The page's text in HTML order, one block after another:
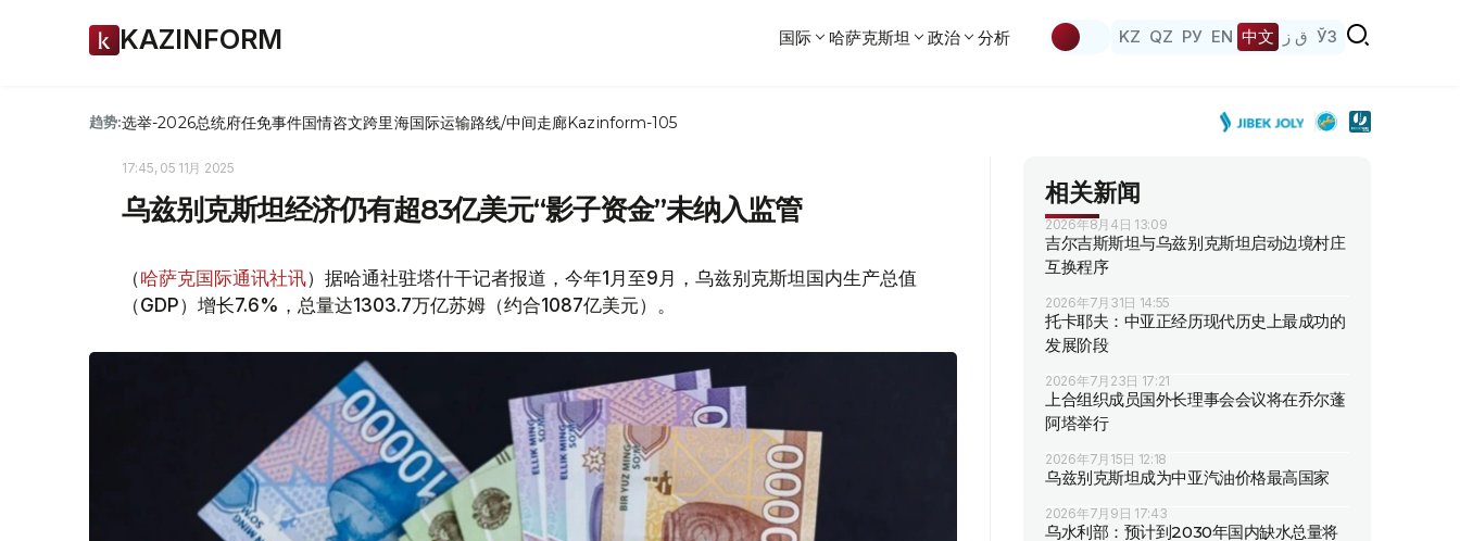
KAZINFORM 国际 哈萨克斯坦 政治 分析 KZ QZ РУ EN 中文 ق ز ЎЗ
趋势:选举-2026总统府任免事件国情咨文跨里海国际运输路线/中间走廊Kazinform-105
17:45, 05 11月 2025
乌兹别克斯坦经济仍有超83亿美元“影子资金”未纳入监管
（哈萨克国际通讯社讯）据哈通社驻塔什干记者报道，今年1月至9月，乌兹别克斯坦国内生产总值
（GDP）增长7.6%，总量达1303.7万亿苏姆（约合1087亿美元）。
相关新闻
2026年8月4日 13:09
吉尔吉斯斯坦与乌兹别克斯坦启动边境村庄
互换程序
2026年7月31日 14:55
托卡耶夫：中亚正经历现代历史上最成功的
发展阶段
2026年7月23日 17:21
上合组织成员国外长理事会会议将在乔尔蓬
阿塔举行
2026年7月15日 12:18
乌兹别克斯坦成为中亚汽油价格最高国家
2026年7月9日 17:43
乌水利部：预计到2030年国内缺水总量将